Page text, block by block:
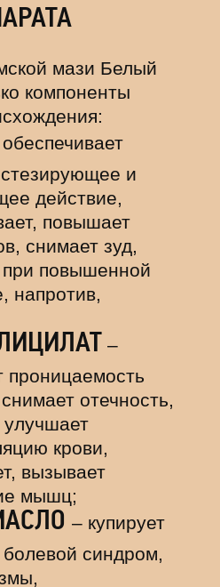
мази Белый
компоненты
и
действие,
повышает
снимает зуд,
при повышенной
напротив,
–
проницаемость
отечность,
улучшает
крови,
вызывает
мышц;
– купирует
синдром,